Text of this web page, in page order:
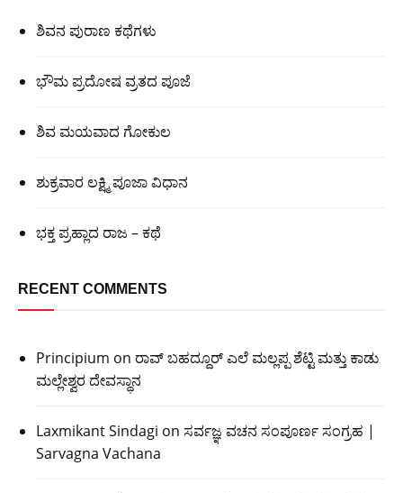
ಶಿವನ ಪುರಾಣ ಕಥೆಗಳು
ಭೌಮ ಪ್ರದೋಷ ವ್ರತದ ಪೂಜೆ
ಶಿವ ಮಯವಾದ ಗೋಕುಲ
ಶುಕ್ರವಾರ ಲಕ್ಷ್ಮಿ ಪೂಜಾ ವಿಧಾನ
ಭಕ್ತ ಪ್ರಹ್ಲಾದ ರಾಜ – ಕಥೆ
RECENT COMMENTS
Principium on ರಾವ್ ಬಹದ್ದೂರ್ ಎಲೆ ಮಲ್ಲಪ್ಪ ಶೆಟ್ಟಿ ಮತ್ತು ಕಾಡು
ಮಲ್ಲೇಶ್ವರ ದೇವಸ್ಥಾನ
Laxmikant Sindagi on ಸರ್ವಜ್ಞ ವಚನ ಸಂಪೂರ್ಣ ಸಂಗ್ರಹ |
Sarvagna Vachana